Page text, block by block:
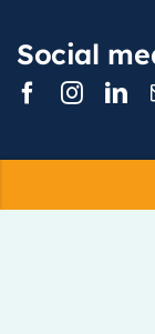
Social